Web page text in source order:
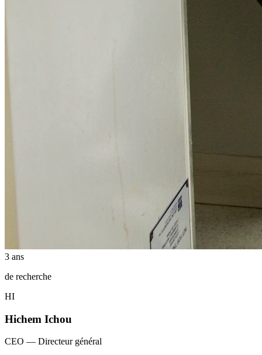
3 ans
de recherche
HI
Hichem Ichou
CEO — Directeur général